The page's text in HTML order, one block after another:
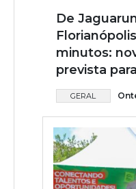
De
minutos:
prevista
GERAL